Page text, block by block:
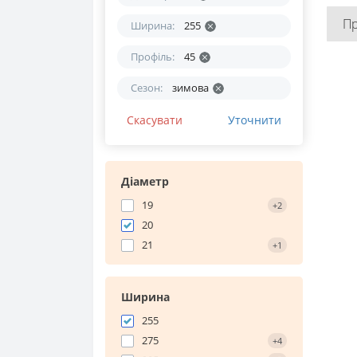
Ширина: 255
Профіль: 45
Сезон: зимова
Скасувати Уточнити
Діаметр
19 +2
20
21
+1
Ширина
255
275
+4